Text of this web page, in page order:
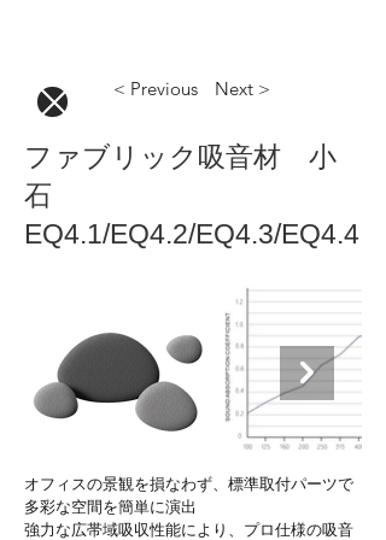
< Previous Next >
ファブリック吸音材 小
石
EQ4.1/EQ4.2/EQ4.3/EQ4.4
オフィスの景観を損なわず、標準取付パーツで
多彩な空間を簡単に演出
強力な広帯域吸収性能により、プロ仕様の吸音